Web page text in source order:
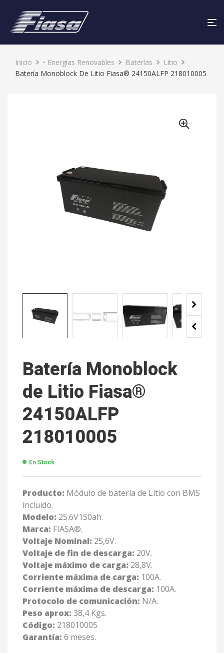
Inicio • Energías Renovables Baterías
Litio
Batería Monoblock De Litio Fiasa® 24150ALFP 218010005
Batería Monoblock
de Litio Fiasa®
24150ALFP
218010005
En Stock
Producto: Módulo de batería de Litio con BMS
incluido.
Modelo: 25.6V150ah.
Marca: FIASA®.
Voltaje Nominal: 25,6V.
Voltaje de fin de descarga: 20V.
Voltaje máximo de carga: 28,8V.
Corriente máxima de carga: 100A.
Corriente máxima de descarga: 100A.
Protocolo de comunicación: N/A.
Peso aprox: 38,4 Kgs.
Código: 218010005
Garantía: 6 meses.